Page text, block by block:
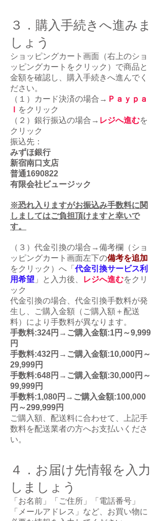
３．購入手続きへ進みま
しょう
ショッピングカート画面（右上のショ
ッピングカートをクリック）で商品と
金額を確認し、購入手続きへ進んでく
ださい。
（１）カード決済の場合→ Ｐａｙｐａ
ｌ をクリック
（２）銀行振込の場合→ レジへ進むを
クリック
振込先：
みずほ銀行
新宿南口支店
普通1690822
有限会社ビュージック
※恐れ入りますがお振込み手数料に関
しましてはご負担頂けますと幸いで
す。
（３）代金引換の場合→備考欄（ショ
ッピングカート画面左下の備考を追加
をクリック）へ「 代金引換サービス利
用希望 」 と入力後、 レジへ進むをクリ
ック
代金引換の場合、代金引換手数料が発
生し、ご購入金額（ご購入額＋配送
料）により手数料が異なります。
手数料:324円→ご購入金額:1円～9,999
円
手数料:432円→ご購入金額:10,000円～
29,999円
手数料:648円→ご購入金額:30,000円～
99,999円
手数料:1,080円→ご購入金額:100,000
円～299,999円
ご購入額、配送料に合わせて、上記手
数料を配送業者の方へお支払いくださ
い。
４．お届け先情報を入力
しましょう
「お名前」「ご住所」「電話番号」
「メールアドレス」など、お買い物に